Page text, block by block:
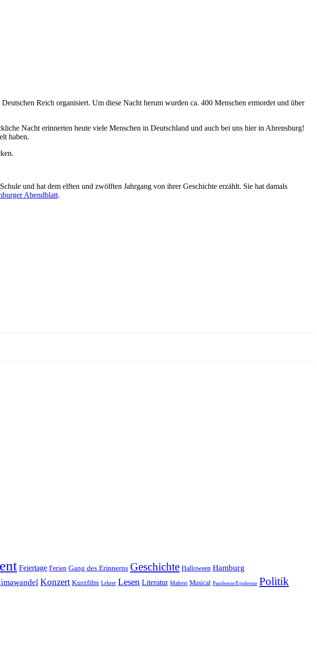
Reich organisiert. Um diese Nacht herum wurden ca. 400 Menschen ermordet und über
Nacht erinnerten heute viele Menschen in Deutschland und auch bei uns hier in Ahrensburg!
haben.
und hat dem elften und zwölften Jahrgang von ihrer Geschichte erzählt. Sie hat damals
Abendblatt.
Feiertage Ferien Gang des Erinnerns Geschichte Halloween Hamburg
Konzert Kurzfilm Lehrer Lesen Literatur Malerei Musical Pandemie/Epidemie Politik